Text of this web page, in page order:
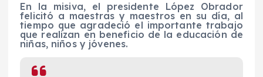
En la misiva, el presidente López Obrador
felicitó a maestras y maestros en su día, al
tiempo que agradeció el importante trabajo
que realizan en beneficio de la educación de
niñas, niños y jóvenes.